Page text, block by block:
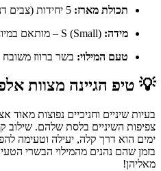
תכולת מארז:
מידה:
טעם המילוי: בשר ברווז משובח
💡 טיפ הגיינה מצוות
בעיות שיניים וחניכיים נפוצות
צפיפות השיניים בלסת שלהם. שילוב
ימים הוא דרך קלה, יעילה וטעימה
בזמן שהם נהנים מהמילוי הבשרי
מאליהן!